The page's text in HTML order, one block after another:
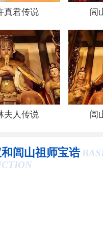
真君传说 闾
夫人传说 闾
闾山祖师宝诰